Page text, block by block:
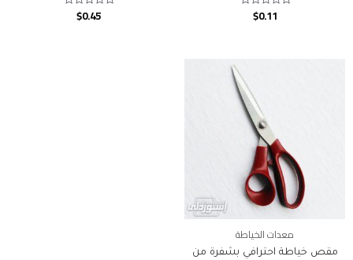
Rated
$0.11
Rated
$0.45
معدات الخياطة
مقص خياطة احترافي بشفرة من